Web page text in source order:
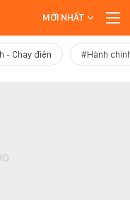
MỚI NHẤT
- Chạy điện #Hành